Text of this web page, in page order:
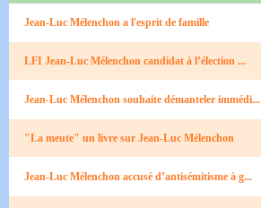
Jean-Luc Mélenchon a l'esprit de famille
LFI Jean-Luc Mélenchon candidat à l’élection ...
Jean-Luc Mélenchon souhaite démanteler immédi...
"La meute" un livre sur Jean-Luc Mélenchon
Jean-Luc Mélenchon accusé d’antisémitisme à g...